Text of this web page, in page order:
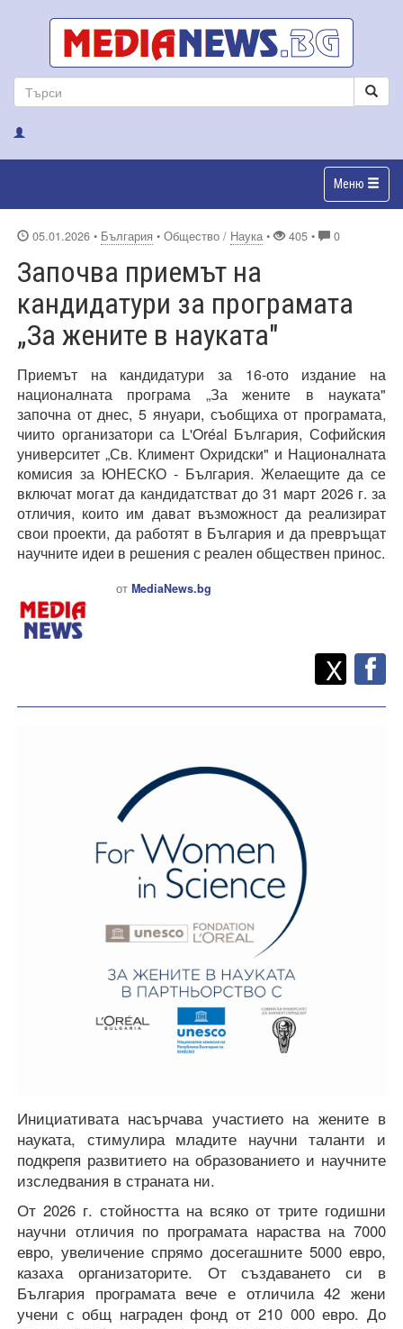
Меню
05.01.2026 • България • Общество / Наука • 405 • 0
Започва приемът на
кандидатури за програмата
„За жените в науката"
Приемът на кандидатури за 16-ото издание на
националната програма „За жените в науката"
започна от днес, 5 януари, съобщиха от програмата,
чиито организатори са L'Oréal България, Софийския
университет „Св. Климент Охридски" и Националната
комисия за ЮНЕСКО - България. Желаещите да се
включат могат да кандидатстват до 31 март 2026 г. за
отличия, които им дават възможност да реализират
свои проекти, да работят в България и да превръщат
научните идеи в решения с реален обществен принос.
от MediaNews.bg
Споделете
X
Инициативата насърчава участието на жените в
науката, стимулира младите научни таланти и
подкрепя развитието на образованието и научните
изследвания в страната ни.
От 2026 г. стойността на всяко от трите годишни
научни отличия по програмата нараства на 7000
евро, увеличение спрямо досегашните 5000 евро,
казаха организаторите. От създаването си в
България програмата вече е отличила 42 жени
учени с общ награден фонд от 210 000 евро. До